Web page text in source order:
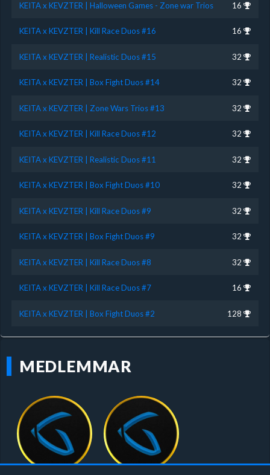
KEITA x KEVZTER | Halloween Games - Zone war Trios 16
KEITA x KEVZTER | Kill Race Duos #16 16
KEITA x KEVZTER | Realistic Duos #15 32
KEITA x KEVZTER | Box Fight Duos #14 32
KEITA x KEVZTER | Zone Wars Trios #13 32
KEITA x KEVZTER | Kill Race Duos #12 32
KEITA x KEVZTER | Realistic Duos #11 32
KEITA x KEVZTER | Box Fight Duos #10 32
KEITA x KEVZTER | Kill Race Duos #9 32
KEITA x KEVZTER | Box Fight Duos #9 32
KEITA x KEVZTER | Kill Race Duos #8 32
KEITA x KEVZTER | Kill Race Duos #7 16
KEITA x KEVZTER | Box Fight Duos #2 128
MEDLEMMAR